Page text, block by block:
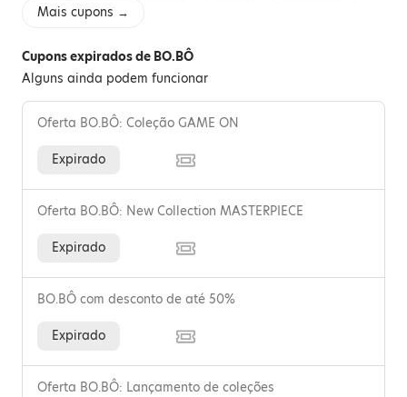
Mais cupons →
Cupons expirados de BO.BÔ
Alguns ainda podem funcionar
Oferta BO.BÔ: Coleção GAME ON
Expirado
Oferta BO.BÔ: New Collection MASTERPIECE
Expirado
BO.BÔ com desconto de até 50%
Expirado
Oferta BO.BÔ: Lançamento de coleções